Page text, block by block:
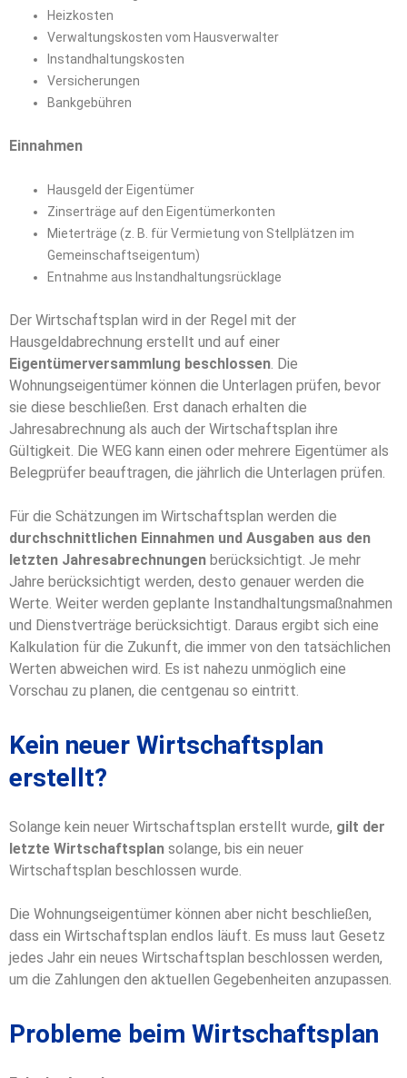
Heizkosten
Verwaltungskosten vom Hausverwalter
Instandhaltungskosten
Versicherungen
Bankgebühren
Einnahmen
Hausgeld der Eigentümer
Zinserträge auf den Eigentümerkonten
Mieterträge (z. B. für Vermietung von Stellplätzen im
Gemeinschaftseigentum)
Entnahme aus Instandhaltungsrücklage
Der Wirtschaftsplan wird in der Regel mit der
Hausgeldabrechnung erstellt und auf einer
Eigentümerversammlung beschlossen . Die
Wohnungseigentümer können die Unterlagen prüfen, bevor
sie diese beschließen. Erst danach erhalten die
Jahresabrechnung als auch der Wirtschaftsplan ihre
Gültigkeit. Die WEG kann einen oder mehrere Eigentümer als
Belegprüfer beauftragen, die jährlich die Unterlagen prüfen.
Für die Schätzungen im Wirtschaftsplan werden die
durchschnittlichen Einnahmen und Ausgaben aus den
letzten Jahresabrechnungen berücksichtigt. Je mehr
Jahre berücksichtigt werden, desto genauer werden die
Werte. Weiter werden geplante Instandhaltungsmaßnahmen
und Dienstverträge berücksichtigt. Daraus ergibt sich eine
Kalkulation für die Zukunft, die immer von den tatsächlichen
Werten abweichen wird. Es ist nahezu unmöglich eine
Vorschau zu planen, die centgenau so eintritt.
Kein neuer Wirtschaftsplan
erstellt?
Solange kein neuer Wirtschaftsplan erstellt wurde, gilt der
letzte Wirtschaftsplan solange, bis ein neuer
Wirtschaftsplan beschlossen wurde.
Die Wohnungseigentümer können aber nicht beschließen,
dass ein Wirtschaftsplan endlos läuft. Es muss laut Gesetz
jedes Jahr ein neues Wirtschaftsplan beschlossen werden,
um die Zahlungen den aktuellen Gegebenheiten anzupassen.
Probleme beim Wirtschaftsplan